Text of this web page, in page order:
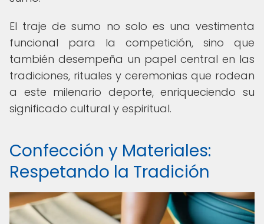
El traje de sumo no solo es una vestimenta
funcional para la competición, sino que
también desempeña un papel central en las
tradiciones, rituales y ceremonias que rodean
a este milenario deporte, enriqueciendo su
significado cultural y espiritual.
Confección y Materiales:
Respetando la Tradición